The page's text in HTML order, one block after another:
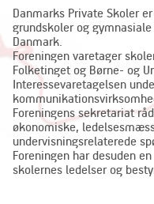
Danmarks Private Skoler
grundskoler og
Danmark.
Foreningen varetager
Folketinget og Børne- og
Interessevaretagelsen
Foreningens sekretariat
økonomiske,
undervisningsrelaterede
Foreningen har desuden
skolernes ledelser og